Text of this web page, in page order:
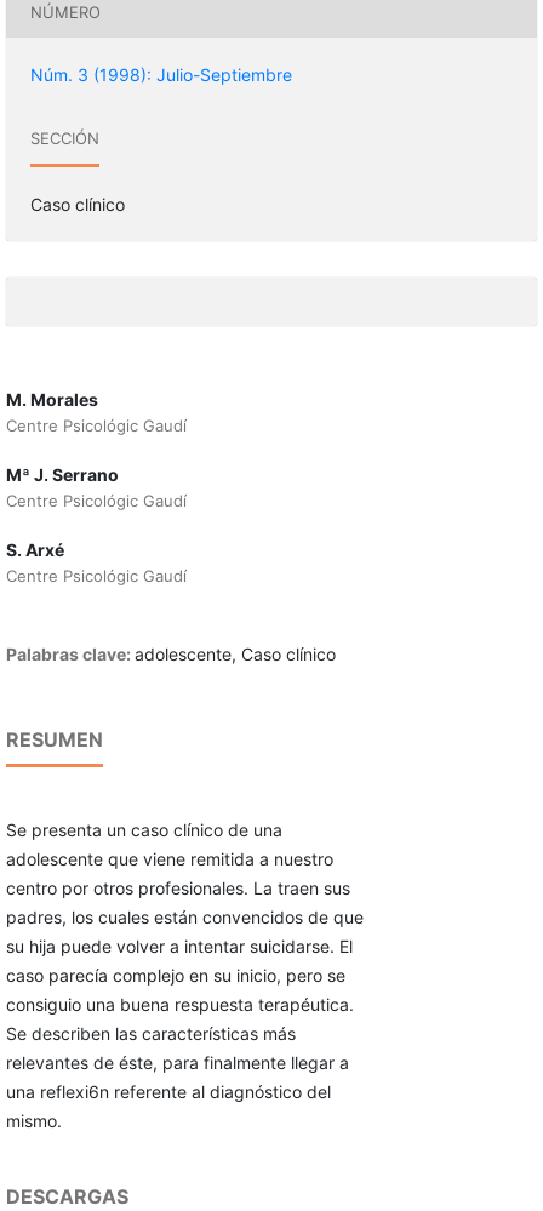
NÚMERO
Núm. 3 (1998): Julio-Septiembre
SECCIÓN
Caso clínico
M. Morales
Centre Psicológic Gaudí
Mª J. Serrano
Centre Psicológic Gaudí
S. Arxé
Centre Psicológic Gaudí
Palabras clave: adolescente, Caso clínico
RESUMEN
Se presenta un caso clínico de una
adolescente que viene remitida a nuestro
centro por otros profesionales. La traen sus
padres, los cuales están convencidos de que
su hija puede volver a intentar suicidarse. El
caso parecía complejo en su inicio, pero se
consiguio una buena respuesta terapéutica.
Se describen las características más
relevantes de éste, para finalmente llegar a
una reflexi6n referente al diagnóstico del
mismo.
DESCARGAS